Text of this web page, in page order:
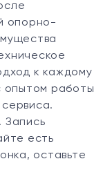
опорно-
к каждому
опытом работы
сервиса.
Запись
есть
оставьте